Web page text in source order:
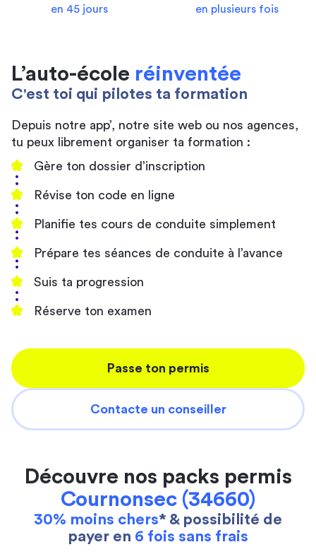
en 45 jours
en plusieurs fois
L’auto-école réinventée
C'est toi qui pilotes ta formation
Depuis notre app’, notre site web ou nos agences,
tu peux librement organiser ta formation :
Gère ton dossier d’inscription
Révise ton code en ligne
Planifie tes cours de conduite simplement
Prépare tes séances de conduite à l’avance
Suis ta progression
Réserve ton examen
Passe ton permis
Contacte un conseiller
Découvre nos packs permis
Cournonsec (34660)
30% moins chers* & possibilité de
payer en 6 fois sans frais